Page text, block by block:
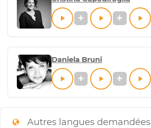
Daniela Bruni
Autres langues demandées